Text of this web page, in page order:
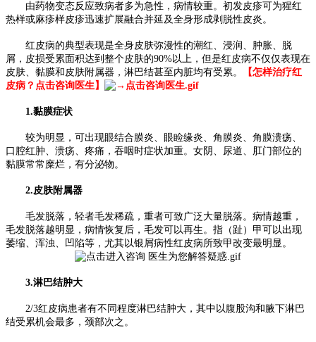
由药物变态反应致病者多为急性，病情较重。初发皮疹可为猩红
热样或麻疹样皮疹迅速扩展融合并延及全身形成剥脱性皮炎。
红皮病的典型表现是全身皮肤弥漫性的潮红、浸润、肿胀、脱
屑，皮损受累面积达到整个皮肤的90%以上，但是红皮病不仅仅表现在
皮肤、黏膜和皮肤附属器，淋巴结甚至内脏均有受累。
【怎样治疗红
皮病？点击咨询医生】
1.黏膜症状
较为明显，可出现眼结合膜炎、眼睑缘炎、角膜炎、角膜溃疡、
口腔红肿、溃疡、疼痛，吞咽时症状加重。女阴、尿道、肛门部位的
黏膜常常糜烂，有分泌物。
2.皮肤附属器
毛发脱落，轻者毛发稀疏，重者可致广泛大量脱落。病情越重，
毛发脱落越明显，病情恢复后，毛发可以再生。指（趾）甲可以出现
萎缩、浑浊、凹陷等，尤其以银屑病性红皮病所致甲改变最明显。
3.淋巴结肿大
2/3红皮病患者有不同程度淋巴结肿大，其中以腹股沟和腋下淋巴
结受累机会最多，颈部次之。